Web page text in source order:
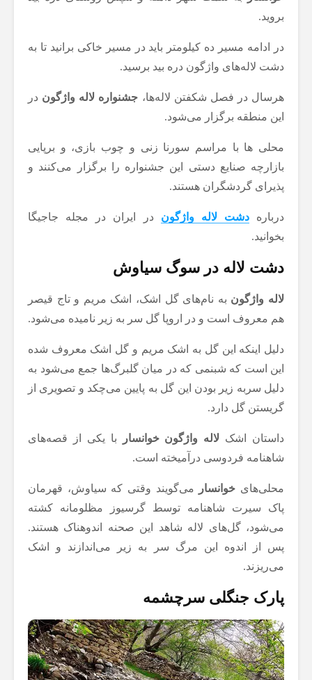
بروید.
در ادامه مسیر ده کیلومتر باید در مسیر خاکی برانید تا به
دشت لاله‌های واژگون دره بید برسید.
هرسال در فصل شکفتن لاله‌ها، جشنواره لاله واژگون در
این منطقه برگزار می‌شود.
محلی ها با مراسم سورنا زنی و چوب بازی، و برپایی
بازارچه صنایع دستی این جشنواره را برگزار می‌کنند و
پذیرای گردشگران هستند.
دربارهدشت لاله واژگون در ایران در مجله جاجیگا
بخوانید.
دشت لاله در سوگ سیاوش
لاله واژگون به نام‌های گل اشک، اشک مریم و تاج قیصر
هم معروف است و در اروپا گل سر به زیر نامیده می‌شود.
دلیل اینکه این گل به اشک مریم و گل اشک معروف شده
این است که شبنمی که در میان گلبرگ‌ها جمع می‌شود به
دلیل سربه زیر بودن این گل به پایین می‌چکد و تصویری از
گریستن گل دارد.
داستان اشک لاله واژگون خوانسار
با یکی از قصه‌های
شاهنامه فردوسی درآمیخته است.
محلی‌های خوانسار
می‌گویند وقتی که سیاوش، قهرمان
پاک سیرت شاهنامه توسط گرسیوز مظلومانه کشته
می‌شود، گل‌های لاله شاهد این صحنه اندوهناک هستند.
پس از اندوه این مرگ سر به زیر می‌اندازند و اشک
می‌ریزند.
پارک جنگلی سرچشمه